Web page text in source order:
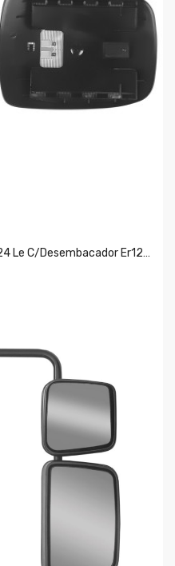
Base C/vidro Daf Xf 2020/2024 Le C/desembacador Er1276b